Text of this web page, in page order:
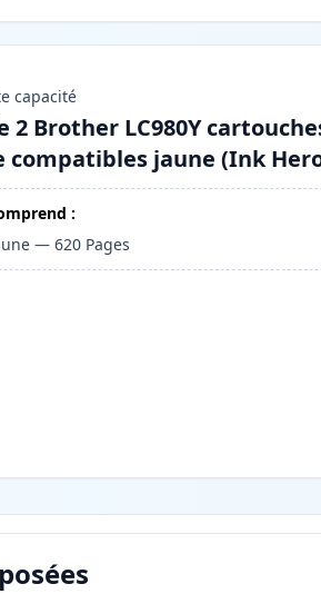
capacité
2 Brother LC980Y
compatibles jaune (Ink
:
—620 Pages